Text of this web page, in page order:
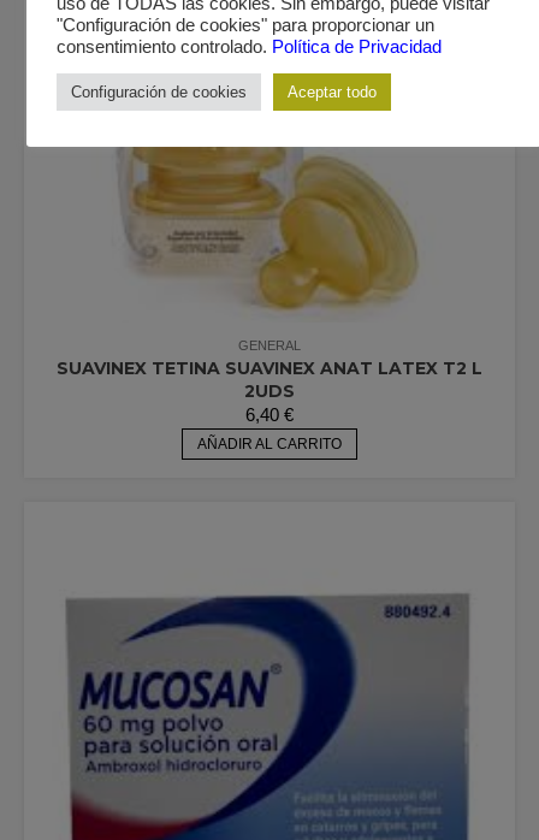
GENERAL
SUAVINEX TETINA SUAVINEX ANAT LATEX T2 L
2UDS
6,40 €
AÑADIR AL CARRITO
"Configuración de cookies" para proporcionar un
consentimiento controlado. Política de Privacidad
Configuración de cookies Aceptar todo